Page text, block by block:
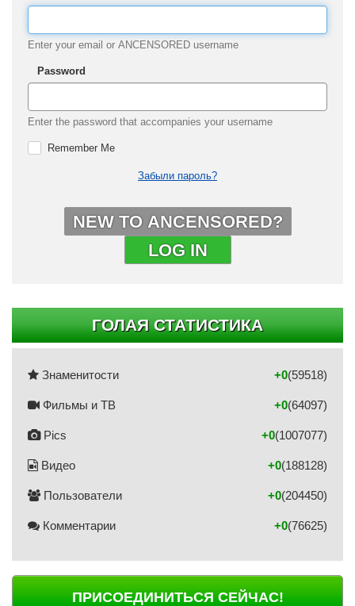
Enter your email or ANCENSORED username
Password
Enter the password that accompanies your username
Remember Me
Забыли пароль?
NEW TO ANCENSORED?
LOG IN
ГОЛАЯ СТАТИСТИКА
Знаменитости (59518)
+0
Фильмы и ТВ (64097)
+0
Pics (1007077)
+0
Видео (188128)
+0
Пользователи (204450)
+0
Комментарии (76625)
+0
ПРИСОЕДИНИТЬСЯ СЕЙЧАС!